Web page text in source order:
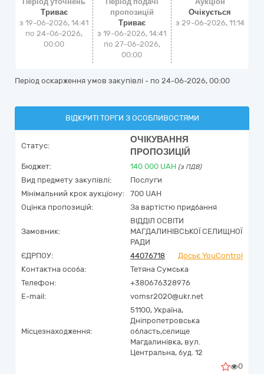
Триває
з 19-06-2026, 14:41
по 24-06-2026,
00:00
пропозицій
Триває
з 19-06-2026, 14:41
по 27-06-2026,
00:00
Очікується
з 29-06-2026, 11:14
Період оскарження умов закупівлі - по 24-06-2026, 00:00
ВІДКРИТІ ТОРГИ З ОСОБЛИВОСТЯМИ
Статус:
ОЧІКУВАННЯ
ПРОПОЗИЦІЙ
Бюджет: 140 000 UAH (з ПДВ)
Вид предмету закупівлі:
Послуги
Мінімальний крок аукціону:
700 UAH
Оцінка пропозицій:
За вартістю придбання
Замовник:
ВІДДІЛ ОСВІТИ
МАГДАЛИНІВСЬКОЇ СЕЛИЩНОЇ
РАДИ
ЄДРПОУ:
44076718
Досьє YouControl
Контактна особа:
Тетяна Сумська
Телефон:
+380676328976
E-mail:
vomsr2020@ukr.net
Місцезнаходження:
51100, Україна,
Дніпропетровська
область,селище
Магдалинівка, вул.
Центральна, буд. 12
0